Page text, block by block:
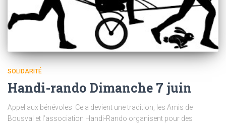
SOLIDARITÉ
Handi-rando Dimanche 7 juin
Appel aux bénévoles Cela devient une tradition, les Amis de
Bousval et l’association Handi-Rando organisent pour des